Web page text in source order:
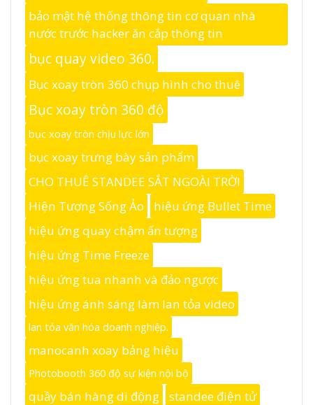
bảo mật hệ thống thông tin cơ quan nhà
nước trước hacker ăn cắp thông tin
bục quay video 360.
Bục xoay tròn 360 chụp hình cho thuê
Bục xoay tròn 360 độ
bục xoay tròn chịu lực lớn
bục xoay trưng bày sản phẩm
CHO THUÊ STANDEE SẮT NGOÀI TRỜI
Hiện Tượng Sống Ảo
hiệu ứng Bullet Time
hiệu ứng quay chậm ấn tượng
hiệu ứng Time Freeze
hiệu ứng tua nhanh và đảo ngược
hiệu ứng ánh sáng làm lan tỏa video
lan tỏa văn hóa doanh nghiệp.
manocanh xoay bảng hiệu
Photobooth 360 độ sự kiện nội bộ
quầy bán hàng di động
standee điện tử